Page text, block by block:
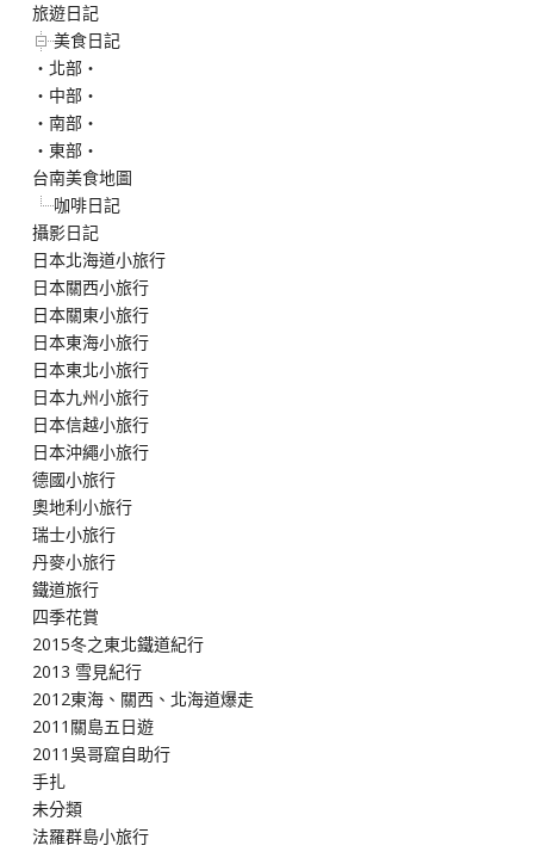
旅遊日記
美食日記
‧北部‧
‧中部‧
‧南部‧
‧東部‧
台南美食地圖
咖啡日記
攝影日記
日本北海道小旅行
日本關西小旅行
日本關東小旅行
日本東海小旅行
日本東北小旅行
日本九州小旅行
日本信越小旅行
日本沖繩小旅行
德國小旅行
奧地利小旅行
瑞士小旅行
丹麥小旅行
鐵道旅行
四季花賞
2015冬之東北鐵道紀行
2013 雪見紀行
2012東海、關西、北海道爆走
2011關島五日遊
2011吳哥窟自助行
手扎
未分類
法羅群島小旅行